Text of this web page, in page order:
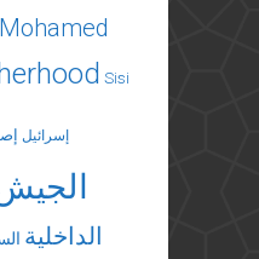
Mohamed
Sisi
إسرائيل
الداخلية